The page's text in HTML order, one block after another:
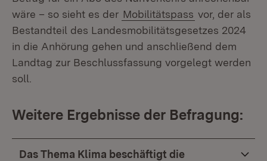
wäre – so sieht es der Mobilitätspass vor, der als
Bestandteil des Landesmobilitätsgesetzes 2024
in die Anhörung gehen und anschließend dem
Landtag zur Beschlussfassung vorgelegt werden
soll.
Weitere Ergebnisse der Befragung:
Das Thema Klima beschäftigt die